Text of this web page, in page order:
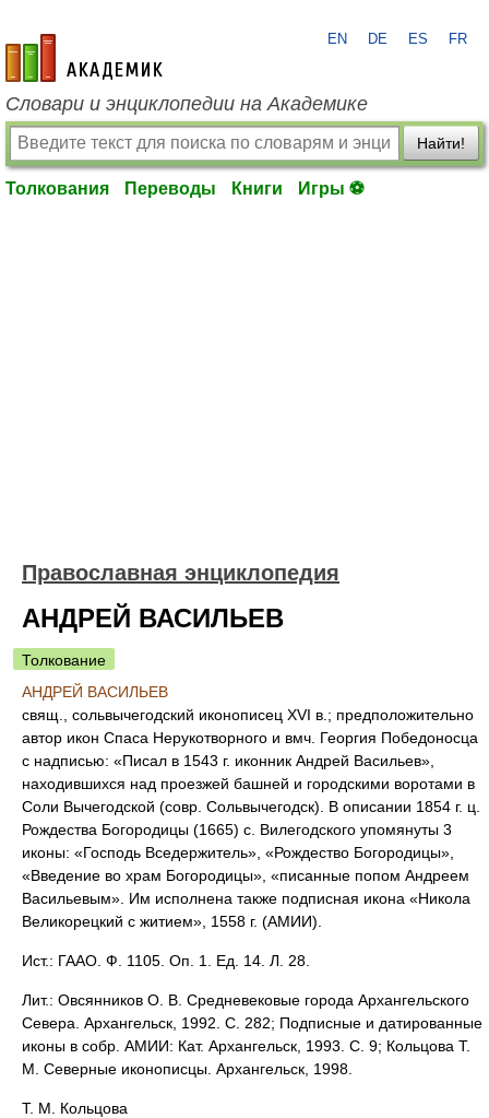
academic.ru
EN DE ES FR
Словари и энциклопедии на Академике
Найти!
Толкования Переводы Книги Игры ⚽
Православная энциклопедия
АНДРЕЙ ВАСИЛЬЕВ
Толкование
АНДРЕЙ ВАСИЛЬЕВ
свящ., сольвычегодский иконописец XVI в.; предположительно
автор икон Спаса Нерукотворного и вмч. Георгия Победоносца
с надписью: «Писал в 1543 г. иконник Андрей Васильев»,
находившихся над проезжей башней и городскими воротами в
Соли Вычегодской (совр. Сольвычегодск). В описании 1854 г. ц.
Рождества Богородицы (1665) с. Вилегодского упомянуты 3
иконы: «Господь Вседержитель», «Рождество Богородицы»,
«Введение во храм Богородицы», «писанные попом Андреем
Васильевым». Им исполнена также подписная икона «Никола
Великорецкий с житием», 1558 г. (АМИИ).
Ист.: ГААО. Ф. 1105. Оп. 1. Ед. 14. Л. 28.
Лит.: Овсянников О. В. Средневековые города Архангельского
Севера. Архангельск, 1992. С. 282; Подписные и датированные
иконы в собр. АМИИ: Кат. Архангельск, 1993. С. 9; Кольцова Т.
М. Северные иконописцы. Архангельск, 1998.
Т. М. Кольцова